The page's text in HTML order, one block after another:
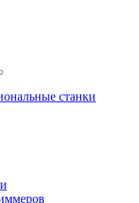
станки